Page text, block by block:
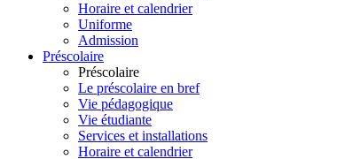
Horaire et calendrier
Uniforme
Admission
Préscolaire
Préscolaire
Le préscolaire en bref
Vie pédagogique
Vie étudiante
Services et installations
Horaire et calendrier